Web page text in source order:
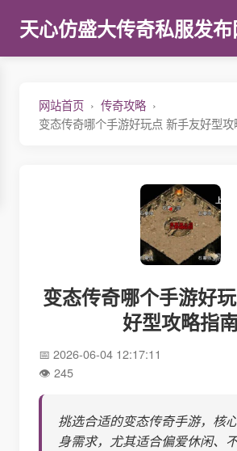
天心仿盛大传奇私服发布
网站首页
传奇攻略
变态传奇哪个手游好玩点 新手友好型
变态传奇哪个手游好
好型攻略指
2026-06-04 12:17:11
245
挑选合适的变态传奇手游，核
身需求，尤其适合偏爱休闲、